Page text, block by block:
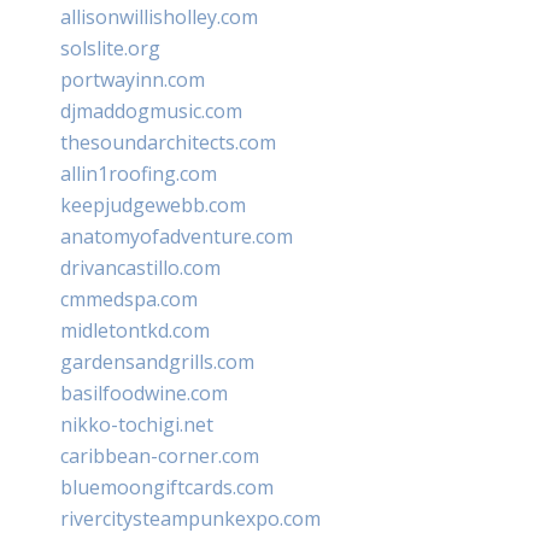
allisonwillisholley.com
solslite.org
portwayinn.com
djmaddogmusic.com
thesoundarchitects.com
allin1roofing.com
keepjudgewebb.com
anatomyofadventure.com
drivancastillo.com
cmmedspa.com
midletontkd.com
gardensandgrills.com
basilfoodwine.com
nikko-tochigi.net
caribbean-corner.com
bluemoongiftcards.com
rivercitysteampunkexpo.com